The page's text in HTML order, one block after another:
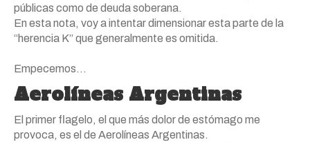
públicas como de deuda soberana.
En esta nota, voy a intentar dimensionar esta parte de la
“herencia K” que generalmente es omitida.
Empecemos…
Aerolíneas Argentinas
El primer flagelo, el que más dolor de estómago me
provoca, es el de Aerolíneas Argentinas.